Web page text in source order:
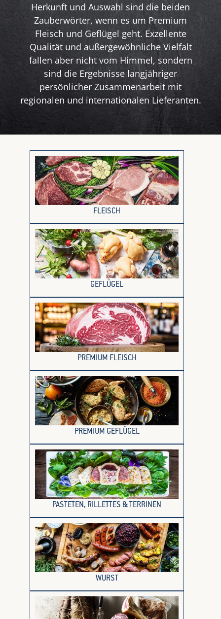
Herkunft und Auswahl sind die beiden
Zauberwörter, wenn es um Premium
Fleisch und Geflügel geht. Exzellente
Qualität und außergewöhnliche Vielfalt
fallen aber nicht vom Himmel, sondern
sind die Ergebnisse langjähriger
persönlicher Zusammenarbeit mit
regionalen und internationalen Lieferanten.
FLEISCH
GEFLÜGEL
PREMIUM FLEISCH
PREMIUM GEFLÜGEL
PASTETEN, RILLETTES & TERRINEN
WURST